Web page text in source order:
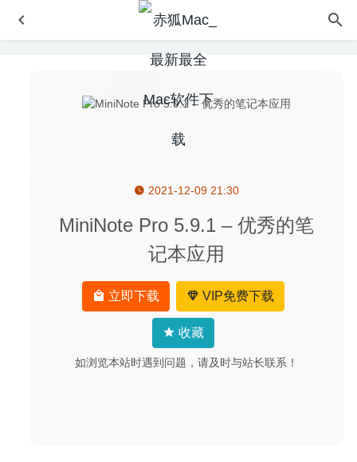
2021-12-09 21:30
MiniNote Pro 5.9.1 – 优秀的笔
记本应用
立即下载 VIP免费下载
收藏
如浏览本站时遇到问题，请及时与站长联系！
iShot 1.6.5 for Mac中文版-非常优秀的截图录屏的神器
SSH Config Editor Pro 1.13.3 – 非常方便的SSH配置编辑
SwitchHosts! 3.5.4 for Mac中文版-MacOS hosts文件修改
2020-02-21
File Cabinet Pro 7.7.1 for Mac- Finder任务栏扩展增强
JixiPix Chromatic Edges 1.0.13 – 照片复古艺术网络编辑工